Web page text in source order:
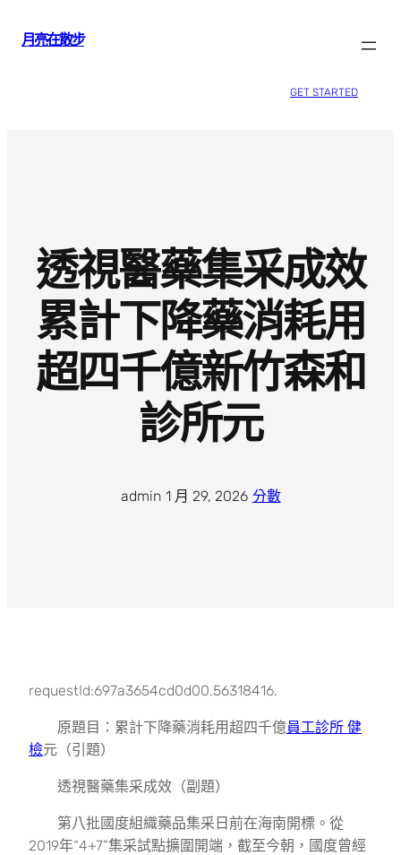
月亮在散步
GET STARTED
透視醫藥集采成效
累計下降藥消耗用
超四千億新竹森和
診所元
admin· 1 月 29, 2026· 分數
requestId:697a3654cd0d00.56318416.
原題目：累計下降藥消耗用超四千億員工診所 健
檢元（引題）
透視醫藥集采成效（副題）
第八批國度組織藥品集采日前在海南開標。從
2019年“4+7”集采試點擴圍開端，截至今朝，國度曾經